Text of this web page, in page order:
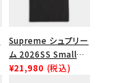
Supreme シュプリー
ム 2026SS Small
Box Tee スモールボ
¥21,980 (税込)